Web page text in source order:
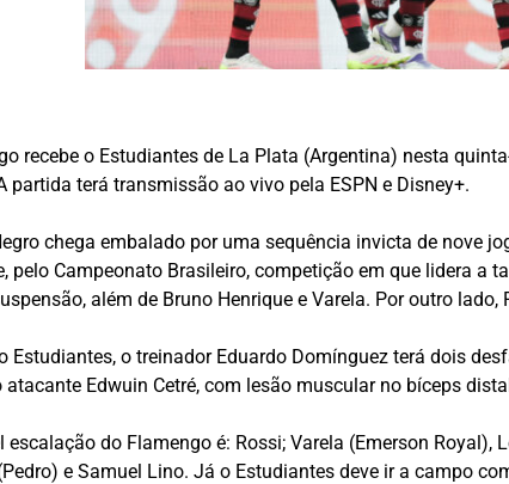
recebe o Estudiantes de La Plata (Argentina) nesta
partida terá transmissão ao vivo pela ESPN e Disney+.
chega embalado por uma sequência invicta de nove
pelo Campeonato Brasileiro, competição em que lidera a
além de Bruno Henrique e Varela. Por outro
Estudiantes, o treinador Eduardo Domínguez terá dois
atacante Edwuin Cetré, com lesão muscular no bíceps
escalação do Flamengo é: Rossi; Varela (Emerson Royal),
e Samuel Lino. Já o Estudiantes deve ir a campo